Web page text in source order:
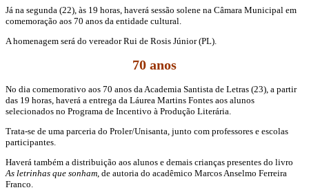
Já na segunda (22), às 19 horas, haverá sessão solene na Câmara Municipal em
comemoração aos 70 anos da entidade cultural.
A homenagem será do vereador Rui de Rosis Júnior (PL).
70 anos
No dia comemorativo aos 70 anos da Academia Santista de Letras (23), a partir
das 19 horas, haverá a entrega da Láurea Martins Fontes aos alunos
selecionados no Programa de Incentivo à Produção Literária.
Trata-se de uma parceria do Proler/Unisanta, junto com professores e escolas
participantes.
Haverá também a distribuição aos alunos e demais crianças presentes do livro
As letrinhas que sonham , de autoria do acadêmico Marcos Anselmo Ferreira
Franco.